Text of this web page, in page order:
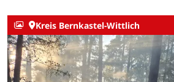
Kreis Bernkastel-Wittlich